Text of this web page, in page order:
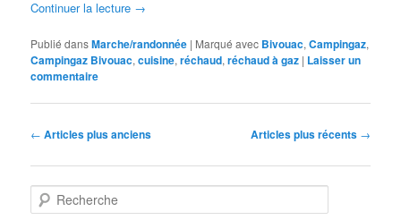
Continuer la lecture →
Publié dansMarche/randonnée | Marqué avec Bivouac,Campingaz,
Campingaz Bivouac,cuisine,réchaud,réchaud à gaz | Laisser un
commentaire
Navigation
articles
← Articles plus anciens Articles plus récents →
e